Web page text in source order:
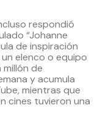
respondió
“Johanne
de inspiración
elenco o equipo
millón de
y acumula
mientras que
cines tuvieron una